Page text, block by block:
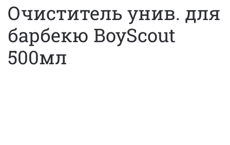
Очиститель унив. для
барбекю BoyScout
500мл